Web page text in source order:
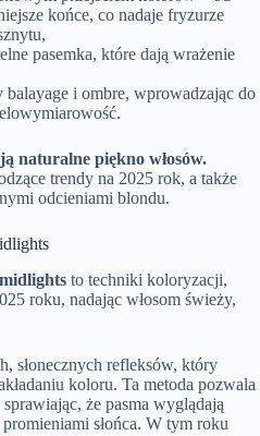
końce, co nadaje fryzurze
pasemka, które dają wrażenie
balayage i ombre, wprowadzając do
naturalne piękno włosów.
trendy na 2025 rok, a także
odcieniami blondu.
midlights to techniki koloryzacji,
roku, nadając włosom świeży,
słonecznych refleksów, który
koloru. Ta metoda pozwala
że pasma wyglądają
słońca. W tym roku